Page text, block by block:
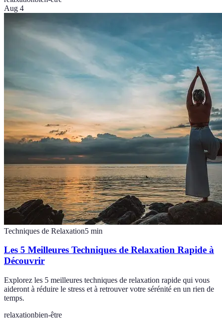
Aug 4
Techniques de Relaxation5 min
Les 5 Meilleures Techniques de Relaxation Rapide à
Découvrir
Explorez les 5 meilleures techniques de relaxation rapide qui vous
aideront à réduire le stress et à retrouver votre sérénité en un rien de
temps.
relaxationbien-être